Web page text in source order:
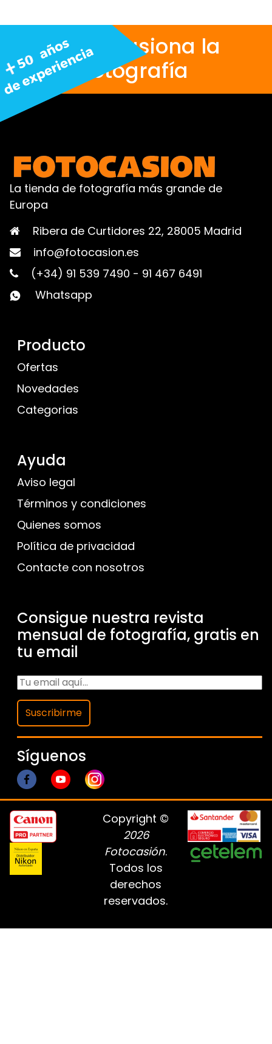
Nos apasiona la
fotografía
La tienda de fotografía más grande de
Europa
Ribera de Curtidores 22, 28005 Madrid
info@fotocasion.es
(+34) 91 539 7490 - 91 467 6491
Whatsapp
Producto
Ofertas
Novedades
Categorias
Ayuda
Aviso legal
Términos y condiciones
Quienes somos
Política de privacidad
Contacte con nosotros
Consigue nuestra revista
mensual de fotografía, gratis en
tu email
Suscribirme
Síguenos
Copyright ©
2026
Fotocasión.
Todos los
derechos
reservados.